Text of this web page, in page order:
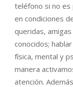
teléfono si no
en condiciones
queridas,
conocidos;
física, mental y
manera
atención.